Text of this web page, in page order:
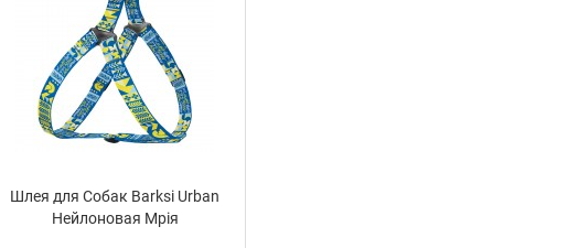
Шлея для Собак Barksi Urban
Нейлоновая Мрія